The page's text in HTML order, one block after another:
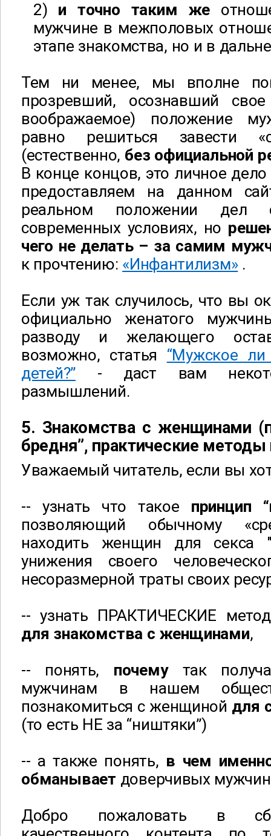
2) и точно таким же
мужчине в межполовых
этапе знакомства, но и в
Тем ни менее, мы вполне
прозревший, осознавший
воображаемое) положение
равно решиться завести
(естественно, без официальной
В конце концов, это личное
предоставляем на данном
реальном положении дел
современных условиях, но
чего не делать – за самим
к прочтению: «Инфантилизм».
Если уж так случилось, что вы
официально женатого
разводу и желающего
возможно, статья “Мужское
детей?”- даст вам
размышлений.
5. Знакомства с женщинами
бредня”, практические методы
Уважаемый читатель, если вы
-- узнать что такое принцип
позволяющий обычному
находить женщин для секса
унижения своего
несоразмерной траты своих
-- узнать ПРАКТИЧЕСКИЕ
для знакомства с женщинами,
-- понять, почему так
мужчинам в нашем
познакомиться с женщиной для
(то есть НЕ за “ништяки”)
-- а также понять, в чем
обманывает доверчивых мужчин
Добро пожаловать в